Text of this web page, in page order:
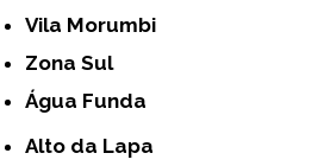
Vila Morumbi
Zona Sul
Água Funda
Alto da Lapa